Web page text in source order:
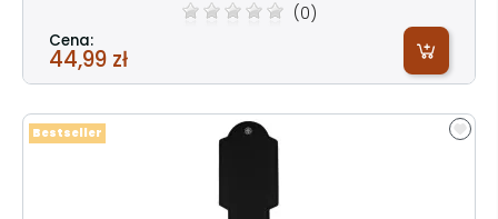
(0)
Cena:
44,99 zł
Bestseller